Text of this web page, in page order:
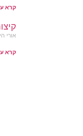
קרא
אורי
קרא